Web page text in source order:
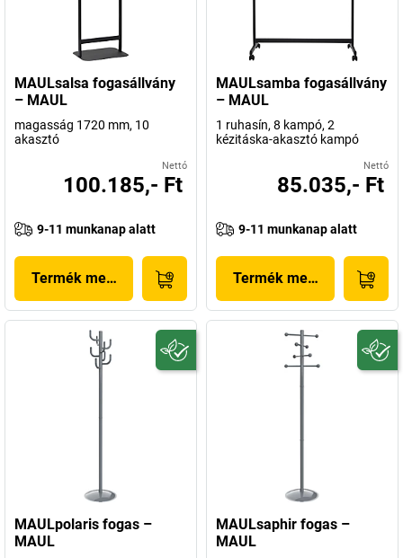
MAULsalsa fogasállvány
– MAUL
magasság 1720 mm, 10
akasztó
Nettó
100.185,- Ft
9-11 munkanap alatt
Termék megjelenítése
MAULsamba fogasállvány
– MAUL
1 ruhasín, 8 kampó, 2
kézitáska-akasztó kampó
Nettó
85.035,- Ft
9-11 munkanap alatt
Termék megjelenítése
MAULpolaris fogas –
MAUL
MAULsaphir fogas –
MAUL